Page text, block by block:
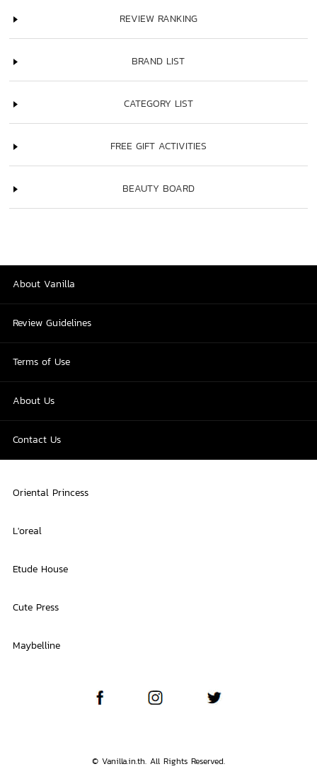
REVIEW RANKING
BRAND LIST
CATEGORY LIST
FREE GIFT ACTIVITIES
BEAUTY BOARD
About Vanilla
Review Guidelines
Terms of Use
About Us
Contact Us
Oriental Princess
L'oreal
Etude House
Cute Press
Maybelline
© Vanilla.in.th. All Rights Reserved.